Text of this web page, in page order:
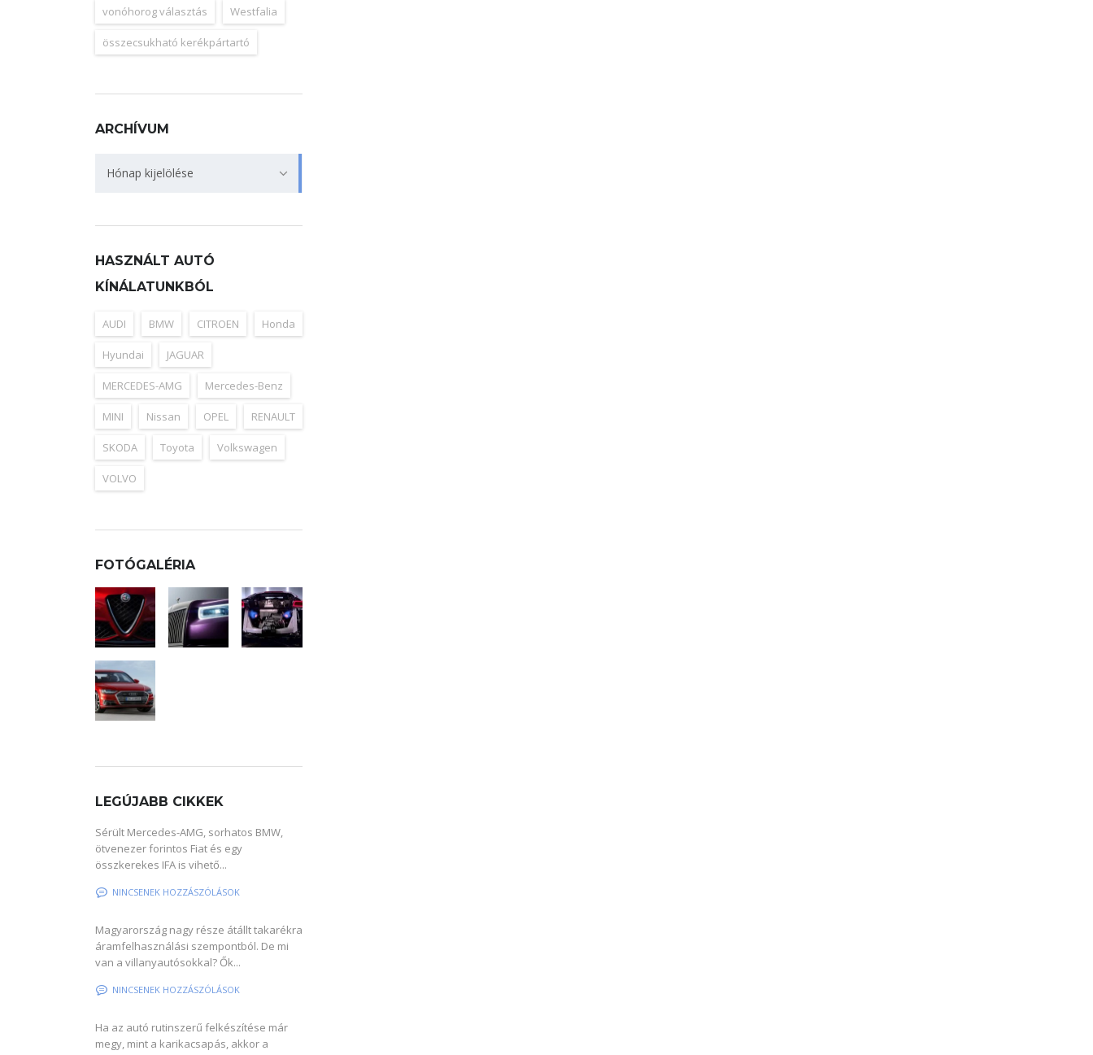
vonóhorog választás Westfalia
összecsukható kerékpártartó
ARCHÍVUM
Hónap kijelölése
HASZNÁLT AUTÓ
KÍNÁLATUNKBÓL
AUDI BMW CITROEN Honda
Hyundai JAGUAR
MERCEDES-AMG Mercedes-Benz
MINI Nissan OPEL RENAULT
SKODA Toyota Volkswagen
VOLVO
FOTÓGALÉRIA
LEGÚJABB CIKKEK
Sérült Mercedes-AMG, sorhatos BMW,
ötvenezer forintos Fiat és egy
összkerekes IFA is vihető...
NINCSENEK HOZZÁSZÓLÁSOK
Magyarország nagy része átállt takarékra
áramfelhasználási szempontból. De mi
van a villanyautósokkal? Ők...
NINCSENEK HOZZÁSZÓLÁSOK
Ha az autó rutinszerű felkészítése már
megy, mint a karikacsapás, akkor a